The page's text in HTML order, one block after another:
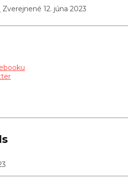
Zverejnené 12. júna 2023